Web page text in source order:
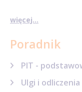
więcej...
Poradnik
PIT -
Ulgi i odliczenia